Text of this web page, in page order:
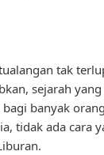
tak
sejarah
banyak
tidak ada cara